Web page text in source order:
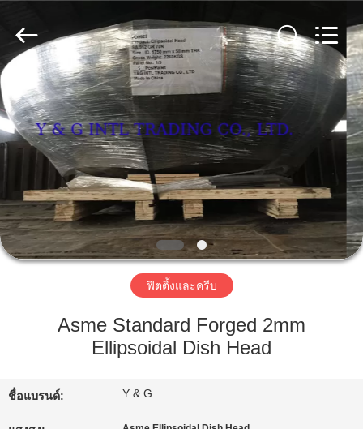
บ้าน
สินค้า
เกี่ยว
กับ
โรงงาน
คาร์บอน
ผลิต.
Copyright
©
2018
-
2025
carbonsteel-
tube.com.
All
Rights
ฟิตติ้งและครีบ
Asme Standard Forged 2mm
Ellipsoidal Dish Head
ชื่อแบรนด์: Y & G